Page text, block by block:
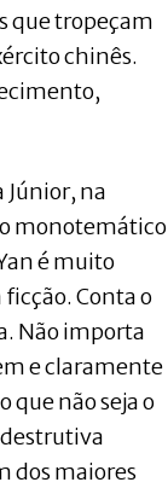
que tropeçam
chinês.
Júnior, na
monotemático
é muito
Conta o
Não importa
e claramente
não seja o
dos maiores